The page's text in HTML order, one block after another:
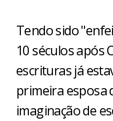
Tendo sido
10 séculos após
escrituras já
primeira esposa
imaginação de